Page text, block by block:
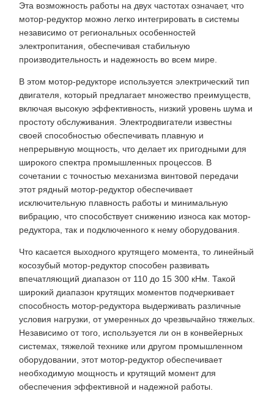
Эта возможность работы на двух частотах означает, что
мотор-редуктор можно легко интегрировать в системы
независимо от региональных особенностей
электропитания, обеспечивая стабильную
производительность и надежность во всем мире.
В этом мотор-редукторе используется электрический тип
двигателя, который предлагает множество преимуществ,
включая высокую эффективность, низкий уровень шума и
простоту обслуживания. Электродвигатели известны
своей способностью обеспечивать плавную и
непрерывную мощность, что делает их пригодными для
широкого спектра промышленных процессов. В
сочетании с точностью механизма винтовой передачи
этот рядный мотор-редуктор обеспечивает
исключительную плавность работы и минимальную
вибрацию, что способствует снижению износа как мотор-
редуктора, так и подключенного к нему оборудования.
Что касается выходного крутящего момента, то линейный
косозубый мотор-редуктор способен развивать
впечатляющий диапазон от 110 до 15 300 кНм. Такой
широкий диапазон крутящих моментов подчеркивает
способность мотор-редуктора выдерживать различные
условия нагрузки, от умеренных до чрезвычайно тяжелых.
Независимо от того, используется ли он в конвейерных
системах, тяжелой технике или другом промышленном
оборудовании, этот мотор-редуктор обеспечивает
необходимую мощность и крутящий момент для
обеспечения эффективной и надежной работы.